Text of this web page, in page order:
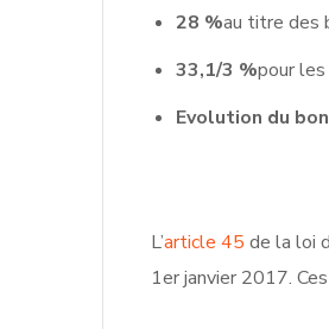
28 %au titre des
33,1/3 %pour les
Evolution du
L’article 45 de la loi
1er janvier 2017.